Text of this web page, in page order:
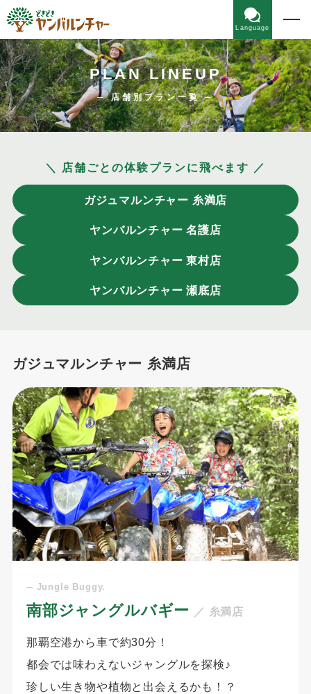
Language
PLAN LINEUP
─ 店舗別プラン一覧 ─
＼ 店舗ごとの体験プランに飛べます ／
ガジュマルンチャー 糸満店
ヤンバルンチャー 名護店
ヤンバルンチャー 東村店
ヤンバルンチャー 瀬底店
ガジュマルンチャー 糸満店
─ Jungle Buggy.
南部ジャングルバギー ／ 糸満店
那覇空港から車で約30分！
都会では味わえないジャングルを探検♪
珍しい生き物や植物と出会えるかも！？